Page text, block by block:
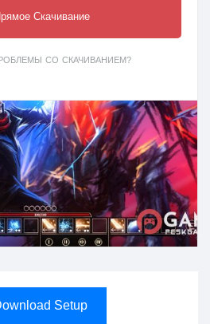
Setup
Скачивание
СО СКАЧИВАНИЕМ?